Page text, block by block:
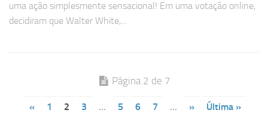
uma ação simplesmente sensacional! Em uma votação online,
decidiram que Walter White,...
Página 2 de 7
« 1 2 3 ... 5 6 7 ... » Última »